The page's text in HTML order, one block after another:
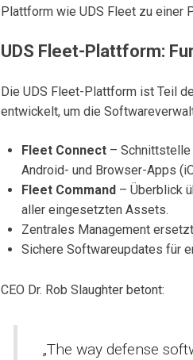
Plattform wie UDS Fleet zu einer
UDS Fleet-Plattform:
Die UDS Fleet-Plattform ist Teil
entwickelt, um die
Fleet Connect– Schnittstelle
Android- und Browser-Apps
Fleet Command– Überblick
aller eingesetzten Assets.
Zentrales Management
Sichere Softwareupdates für
CEO Dr. Rob Slaughter betont:
„The way defense